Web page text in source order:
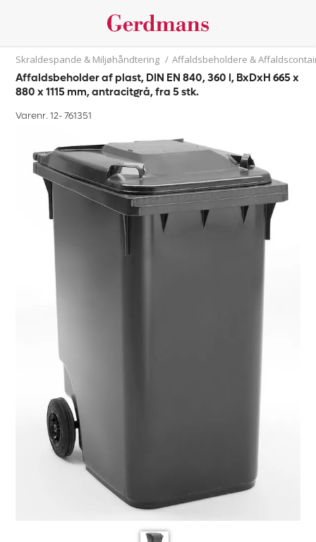
Skraldespande & Miljøhåndtering / Affaldsbeholdere &
Affaldsbeholder af plast, DIN EN 840, 360 l, BxDxH 665 x
880 x 1115 mm, antracitgrå, fra 5 stk.
Varenr. 12-761351